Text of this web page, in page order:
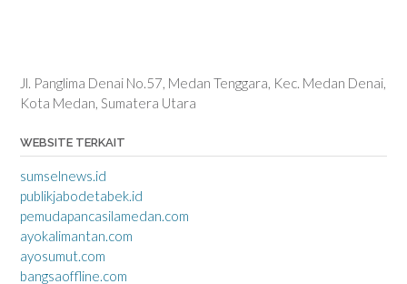
Jl. Panglima Denai No.57, Medan Tenggara, Kec. Medan Denai,
Kota Medan, Sumatera Utara
WEBSITE TERKAIT
sumselnews.id
publikjabodetabek.id
pemudapancasilamedan.com
ayokalimantan.com
ayosumut.com
bangsaoffline.com